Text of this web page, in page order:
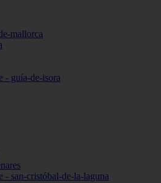
mallorca
- guía-de-isora
- san-cristóbal-de-la-laguna